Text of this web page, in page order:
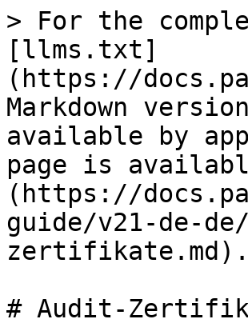
> For the
[llms.txt]
(https://
Markdown
available by
page is
(https://
guide/v21-de-
zertifikate.md).
# Audit-